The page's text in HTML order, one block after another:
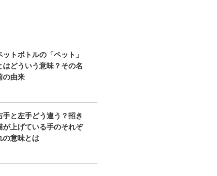
ットボトルの「ペット」
はどういう意味？その名
の由来
手と左手どう違う？招き
が上げている手のそれぞ
の意味とは